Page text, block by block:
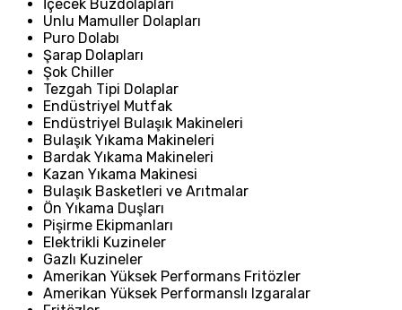
İçecek Buzdolapları
Unlu Mamuller Dolapları
Puro Dolabı
Şarap Dolapları
Şok Chiller
Tezgah Tipi Dolaplar
Endüstriyel Mutfak
Endüstriyel Bulaşık Makineleri
Bulaşık Yıkama Makineleri
Bardak Yıkama Makineleri
Kazan Yıkama Makinesi
Bulaşık Basketleri ve Arıtmalar
Ön Yıkama Duşları
Pişirme Ekipmanları
Elektrikli Kuzineler
Gazlı Kuzineler
Amerikan Yüksek Performans Fritözler
Amerikan Yüksek Performanslı Izgaralar